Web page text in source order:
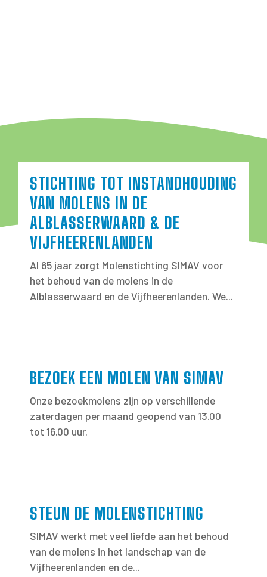
STICHTING TOT INSTANDHOUDING
VAN MOLENS IN DE
ALBLASSERWAARD & DE
VIJFHEERENLANDEN
Al 65 jaar zorgt Molenstichting SIMAV voor
het behoud van de molens in de
Alblasserwaard en de Vijfheerenlanden. We...
BEZOEK EEN MOLEN VAN SIMAV
Onze bezoekmolens zijn op verschillende
zaterdagen per maand geopend van 13.00
tot 16.00 uur.
STEUN DE MOLENSTICHTING
SIMAV werkt met veel liefde aan het behoud
van de molens in het landschap van de
Vijfheerenlanden en de...